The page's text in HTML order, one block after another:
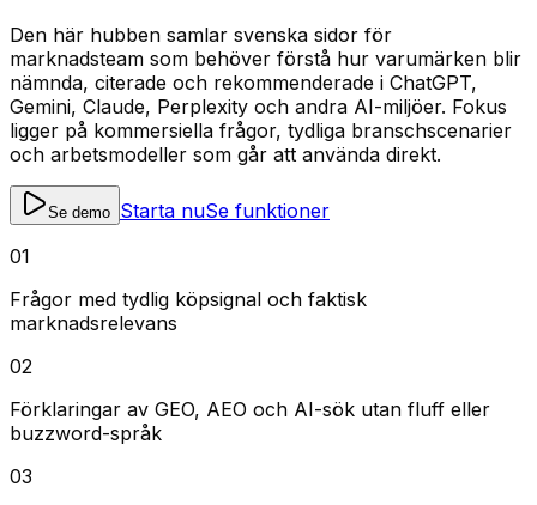
Den här hubben samlar svenska sidor för
marknadsteam som behöver förstå hur varumärken blir
nämnda, citerade och rekommenderade i ChatGPT,
Gemini, Claude, Perplexity och andra AI-miljöer. Fokus
ligger på kommersiella frågor, tydliga branschscenarier
och arbetsmodeller som går att använda direkt.
Se demo Starta nuSe funktioner
01
Frågor med tydlig köpsignal och faktisk
marknadsrelevans
02
Förklaringar av GEO, AEO och AI-sök utan fluff eller
buzzword-språk
03